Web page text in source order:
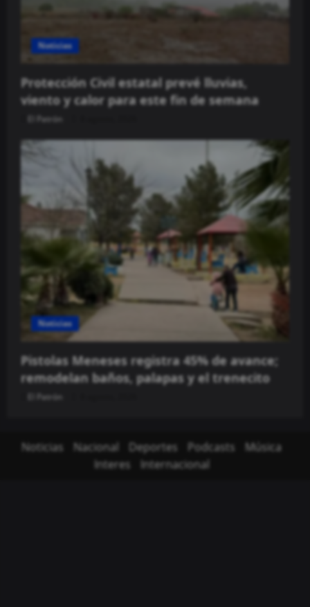
Noticias
Protección Civil estatal prevé lluvias,
viento y calor para este fin de semana
El Patrón
Noticias
Pistolas Meneses registra 45% de avance;
remodelan baños, palapas y el trenecito
El Patrón
Noticias Nacional Deportes Podcasts
Música
Interes
Internacional